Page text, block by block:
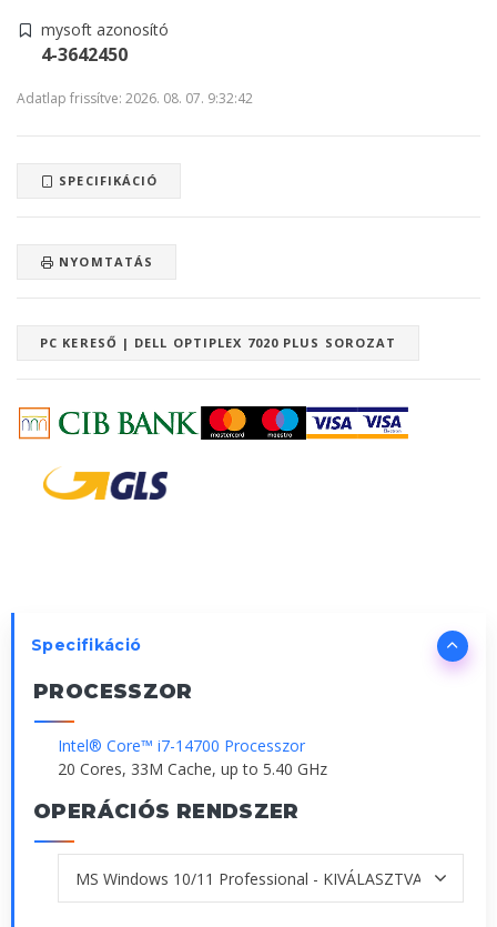
mysoft azonosító
4-3642450
Adatlap frissítve: 2026. 08. 07. 9:32:42
SPECIFIKÁCIÓ
NYOMTATÁS
PC KERESŐ | DELL OPTIPLEX 7020 PLUS SOROZAT
Specifikáció
PROCESSZOR
Intel® Core™ i7-14700 Processzor
20 Cores, 33M Cache, up to 5.40 GHz
OPERÁCIÓS RENDSZER